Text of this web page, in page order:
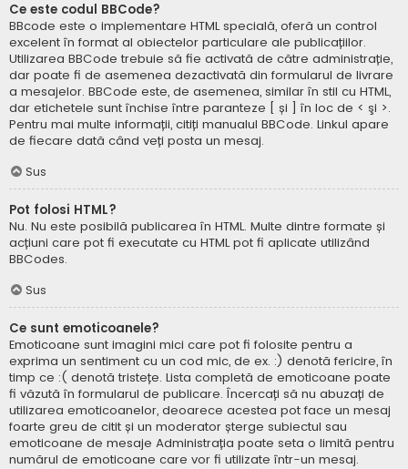
Ce este codul BBCode?
BBcode este o implementare HTML specială, oferă un control
excelent în format al obiectelor particulare ale publicațiilor.
Utilizarea BBCode trebuie să fie activată de către administrație,
dar poate fi de asemenea dezactivată din formularul de livrare
a mesajelor. BBCode este, de asemenea, similar în stil cu HTML,
dar etichetele sunt închise între paranteze [ și ] în loc de < şi >.
Pentru mai multe informații, citiți manualul BBCode. Linkul apare
de fiecare dată când veți posta un mesaj.
Sus
Pot folosi HTML?
Nu. Nu este posibilă publicarea în HTML. Multe dintre formate și
acțiuni care pot fi executate cu HTML pot fi aplicate utilizând
BBCodes.
Sus
Ce sunt emoticoanele?
Emoticoane sunt imagini mici care pot fi folosite pentru a
exprima un sentiment cu un cod mic, de ex. :) denotă fericire, în
timp ce :( denotă tristețe. Lista completă de emoticoane poate
fi văzută în formularul de publicare. Încercați să nu abuzați de
utilizarea emoticoanelor, deoarece acestea pot face un mesaj
foarte greu de citit și un moderator șterge subiectul sau
emoticoane de mesaje Administrația poate seta o limită pentru
numărul de emoticoane care vor fi utilizate într-un mesaj.